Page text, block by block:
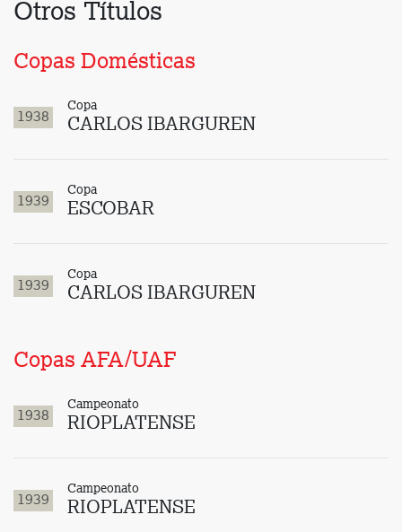
Otros Títulos
Copas Domésticas
1938
Copa
CARLOS IBARGUREN
1939
Copa
ESCOBAR
1939
Copa
CARLOS IBARGUREN
Copas AFA/UAF
1938
Campeonato
RIOPLATENSE
1939
Campeonato
RIOPLATENSE